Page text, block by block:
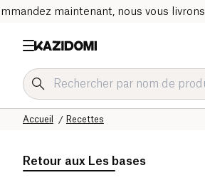
maintenant, nous vous livrons
Recettes
Accueil
Retour aux Les bases